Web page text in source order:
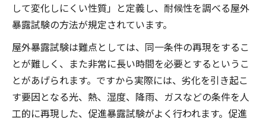
して変化しにくい性質」と定義し、耐候性を調べる屋外
暴露試験の方法が規定されています。
屋外暴露試験は難点としては、同一条件の再現をするこ
とが難しく、また非常に長い時間を必要とするというこ
とがあげられます。ですから実際には、劣化を引き起こ
す要因となる光、熱、湿度、降雨、ガスなどの条件を人
工的に再現した、促進暴露試験がよく行われます。促進